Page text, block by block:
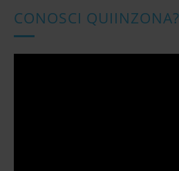
CONOSCI QUIINZONA?